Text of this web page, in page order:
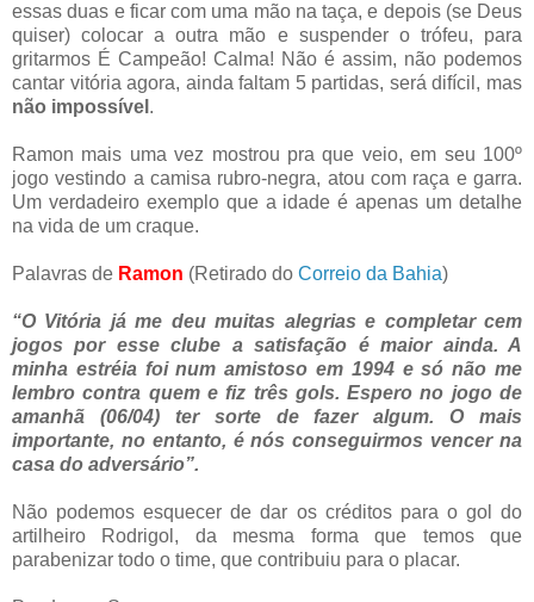
essas duas e ficar com uma mão na taça, e depois (se Deus
quiser) colocar a outra mão e suspender o trófeu, para
gritarmos É Campeão! Calma! Não é assim, não podemos
cantar vitória agora, ainda faltam 5 partidas, será difícil, mas
não impossível .
Ramon mais uma vez mostrou pra que veio, em seu 100º
jogo vestindo a camisa rubro-negra, atou com raça e garra.
Um verdadeiro exemplo que a idade é apenas um detalhe
na vida de um craque.
Palavras de Ramon (Retirado do Correio da Bahia)
“O Vitória já me deu muitas alegrias e completar cem
jogos por esse clube a satisfação é maior ainda. A
minha estréia foi num amistoso em 1994 e só não me
lembro contra quem e fiz três gols. Espero no jogo de
amanhã (06/04) ter sorte de fazer algum. O mais
importante, no entanto, é nós conseguirmos vencer na
casa do adversário”.
Não podemos esquecer de dar os créditos para o gol do
artilheiro Rodrigol, da mesma forma que temos que
parabenizar todo o time, que contribuiu para o placar.